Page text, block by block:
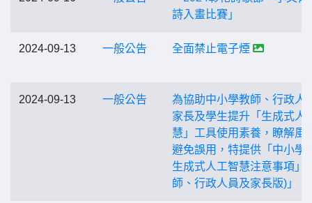
詩入畫比賽」
2024-09-13 一般公告 全面禁止電子煙
2024-09-13 一般公告
為協助中小學教師、行政人
家長及學生提升「生成式人
慧」工具使用素養，瞭解風
避免誤用，特提供「中小學
生成式人工智慧注意事項」(
師、行政人員及家長版)」。